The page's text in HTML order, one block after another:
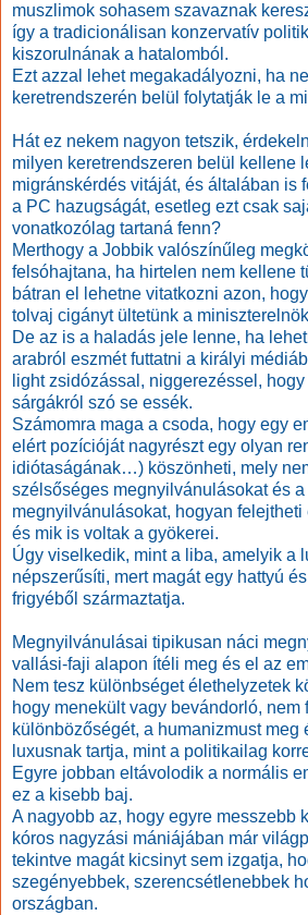
muszlimok sohasem szavaznak
így a tradicionálisan konzervatív
kiszorulnának a hatalomból.
Ezt azzal lehet megakadályozni, ha
keretrendszerén belül folytatják le a
Hát ez nekem nagyon tetszik,
milyen keretrendszeren belül kellene
migránskérdés vitáját, és általában is
a PC hazugságát, esetleg ezt csak
vonatkozólag tartaná fenn?
Merthogy a Jobbik valószínűleg
felsóhajtana, ha hirtelen nem kellene
bátran el lehetne vitatkozni azon,
tolvaj cigányt ültetünk a
De az is a haladás jele lenne, ha
arabról eszmét futtatni a királyi
light zsidózással, niggerezéssel,
sárgákról szó se essék.
Számomra maga a csoda, hogy egy
elért pozícióját nagyrészt egy olyan
idiótaságának…) köszönheti, mely
szélsőséges megnyilvánulásokat és
megnyilvánulásokat, hogyan
és mik is voltak a gyökerei.
Úgy viselkedik, mint a liba, amelyik a
népszerűsíti, mert magát egy hattyú
frigyéből származtatja.
Megnyilvánulásai tipikusan náci
vallási-faji alapon ítéli meg és el az
Nem tesz különbséget élethelyzetek
hogy menekült vagy bevándorló, nem
különbözőségét, a humanizmust meg
luxusnak tartja, mint a politikailag
Egyre jobban eltávolodik a normális
ez a kisebb baj.
A nagyobb az, hogy egyre messzebb
kóros nagyzási mániájában már
tekintve magát kicsinyt sem izgatja,
szegényebbek, szerencsétlenebbek
országban.